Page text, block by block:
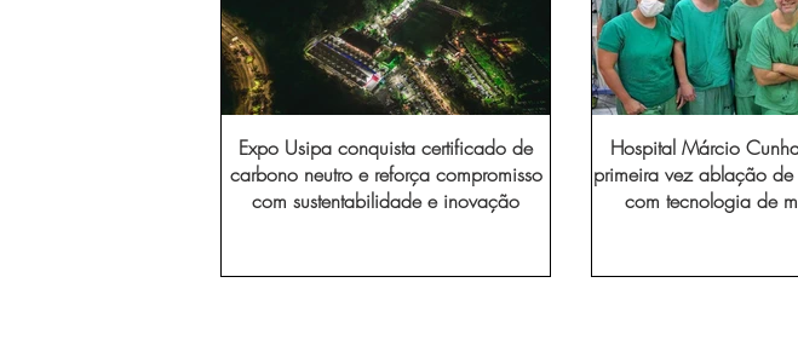
Expo Usipa conquista certificado de
carbono neutro e reforça compromisso
com sustentabilidade e inovação
Hospital Márcio
primeira vez ablação
com tecnologia de